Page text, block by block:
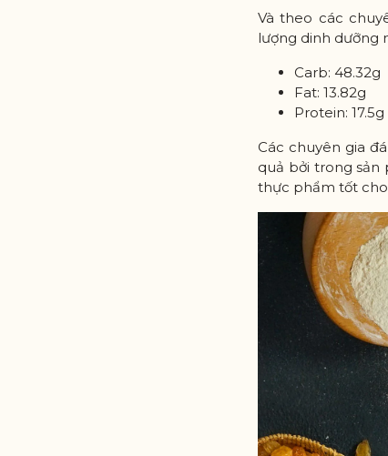
Và theo các
lượng dinh dưỡng
Carb: 48.32g
Fat: 13.82g
Protein: 17.5g
Các chuyên gia
quả bởi trong sản
thực phẩm tốt